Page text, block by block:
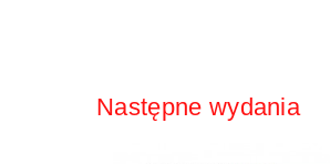
Następne wydania